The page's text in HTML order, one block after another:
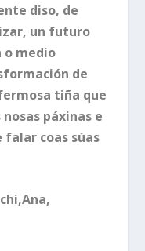
diso, de
un futuro
o medio
de
tiña que
páxinas e
falar coas súas